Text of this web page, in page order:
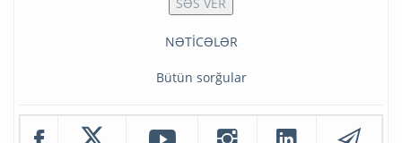
NƏTİCƏLƏR
Bütün sorğular